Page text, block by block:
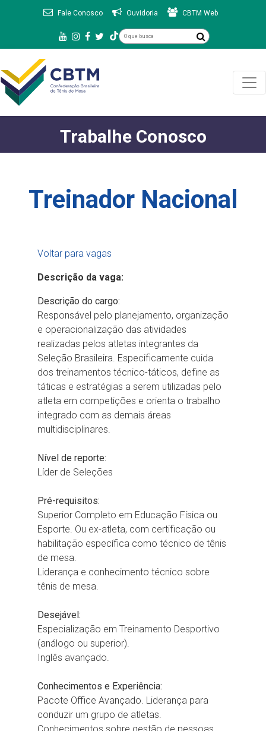
Fale Conosco Ouvidoria CBTM Web
Trabalhe Conosco
Treinador Nacional
Voltar para vagas
Descrição da vaga:
Descrição do cargo:
Responsável pelo planejamento, organização
e operacionalização das atividades
realizadas pelos atletas integrantes da
Seleção Brasileira. Especificamente cuida
dos treinamentos técnico-táticos, define as
táticas e estratégias a serem utilizadas pelo
atleta em competições e orienta o trabalho
integrado com as demais áreas
multidisciplinares.
Nível de reporte:
Líder de Seleções
Pré-requisitos:
Superior Completo em Educação Física ou
Esporte. Ou ex-atleta, com certificação ou
habilitação específica como técnico de tênis
de mesa.
Liderança e conhecimento técnico sobre
tênis de mesa.
Desejável:
Especialização em Treinamento Desportivo
(análogo ou superior).
Inglês avançado.
Conhecimentos e Experiência:
Pacote Office Avançado. Liderança para
conduzir um grupo de atletas.